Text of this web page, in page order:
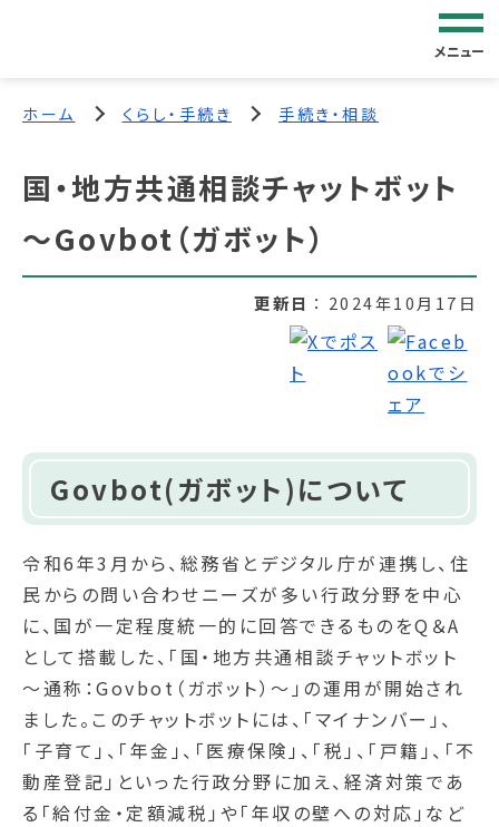
メニュー
ホーム くらし・手続き 手続き・相談
国・地方共通相談チャットボット
～Govbot（ガボット）
更新日 2024年10月17日
Govbot(ガボット)について
令和6年3月から、総務省とデジタル庁が連携し、住
民からの問い合わせニーズが多い行政分野を中心
に、国が一定程度統一的に回答できるものをQ＆A
として搭載した、「国・地方共通相談チャットボット
～通称：Govbot（ガボット）～」の運用が開始され
ました。このチャットボットには、「マイナンバー」、
「子育て」、「年金」、「医療保険」、「税」、「戸籍」、「不
動産登記」といった行政分野に加え、経済対策であ
る「給付金・定額減税」や「年収の壁への対応」など